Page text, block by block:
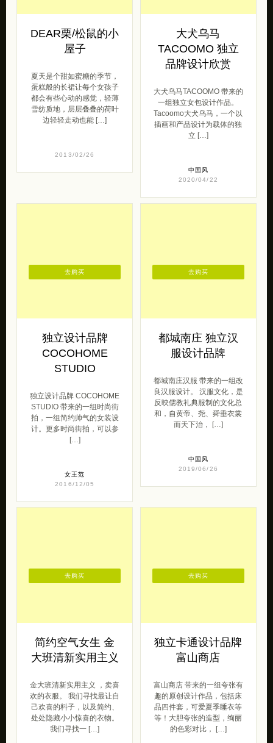
DEAR栗/松鼠的小
屋子
夏天是个甜如蜜糖的季节，
蛋糕般的长裙让每个女孩子
都会有些心动的感觉，轻薄
雪纺质地，层层叠叠的荷叶
边轻轻走动也能 […]
2013/02/26
大犬乌马
TACOOMO 独立
品牌设计欣赏
大犬乌马TACOOMO 带来的
一组独立女包设计作品。
Tacoomo大犬乌马，一个以
插画和产品设计为载体的独
立 […]
中国风
2020/04/22
独立设计品牌
COCOHOME
STUDIO
独立设计品牌 COCOHOME
STUDIO 带来的一组时尚街
拍，一组简约帅气的女装设
计。更多时尚街拍，可以参
[…]
女王范
2016/12/05
去购买
都城南庄 独立汉
服设计品牌
都城南庄汉服 带来的一组改
良汉服设计。 汉服文化，是
反映儒教礼典服制的文化总
和，自黄帝、尧、舜垂衣裳
而天下治， […]
中国风
2019/06/26
去购买
简约空气女生 金
大班清新实用主义
金大班清新实用主义 ，卖喜
欢的衣服。 我们寻找最让自
己欢喜的料子，以及简约、
处处隐藏小小惊喜的衣物。
我们寻找一 […]
去购买
独立卡通设计品牌
富山商店
富山商店 带来的一组夸张有
趣的原创设计作品，包括床
品四件套，可爱夏季睡衣等
等！大胆夸张的造型，绚丽
的色彩对比， […]
去购买